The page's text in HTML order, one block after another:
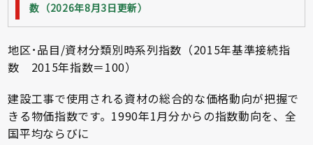
数（2026年8月3日更新）
地区･品目/資材分類別時系列指数（2015年基準接続指
数 2015年指数＝100）
建設工事で使用される資材の総合的な価格動向が把握で
きる物価指数です。1990年1月分からの指数動向を、全
国平均ならびに